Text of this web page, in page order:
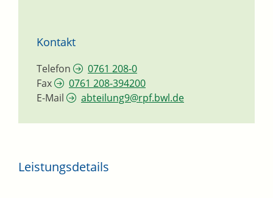
Kontakt
Telefon
0761 208-0
Fax
0761 208-394200
E-Mail
abteilung9@rpf.bwl.de
Leistungsdetails